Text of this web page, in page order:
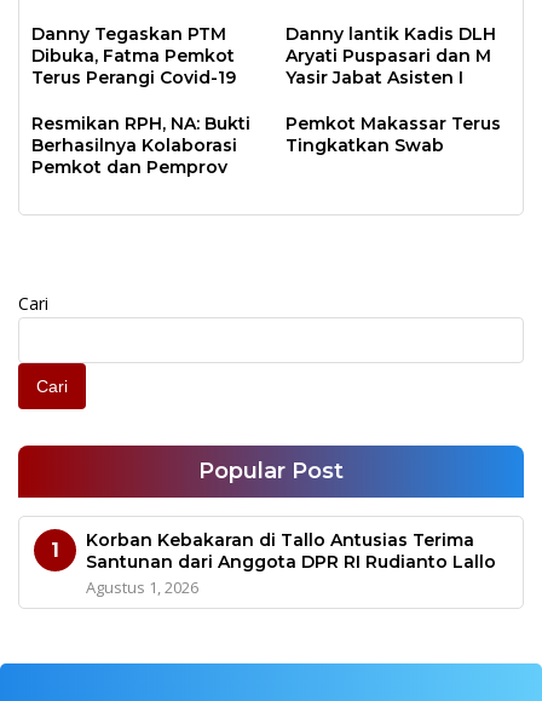
Danny Tegaskan PTM
Dibuka, Fatma Pemkot
Terus Perangi Covid-19
Danny lantik Kadis DLH
Aryati Puspasari dan M
Yasir Jabat Asisten I
Resmikan RPH, NA: Bukti
Berhasilnya Kolaborasi
Pemkot dan Pemprov
Pemkot Makassar Terus
Tingkatkan Swab
Cari
Cari
Popular Post
1
Korban Kebakaran di Tallo Antusias Terima
Santunan dari Anggota DPR RI Rudianto Lallo
Agustus 1, 2026